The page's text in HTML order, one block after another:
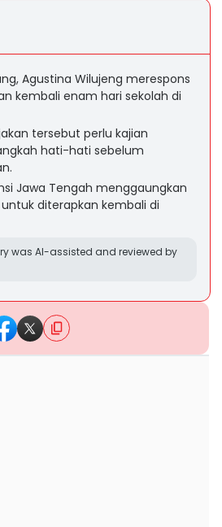
Agustina Wilujeng merespons
kembali enam hari sekolah di
tersebut perlu kajian
hati-hati sebelum
Jawa Tengah menggaungkan
diterapkan kembali di
was AI-assisted and reviewed by